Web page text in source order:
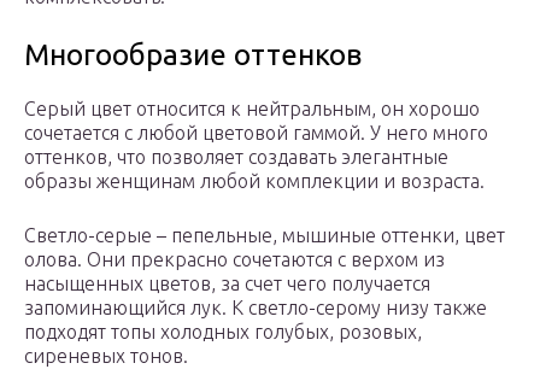
Многообразие оттенков
Серый цвет относится к нейтральным, он хорошо
сочетается с любой цветовой гаммой. У него много
оттенков, что позволяет создавать элегантные
образы женщинам любой комплекции и возраста.
Светло-серые – пепельные, мышиные оттенки, цвет
олова. Они прекрасно сочетаются с верхом из
насыщенных цветов, за счет чего получается
запоминающийся лук. К светло-серому низу также
подходят топы холодных голубых, розовых,
сиреневых тонов.